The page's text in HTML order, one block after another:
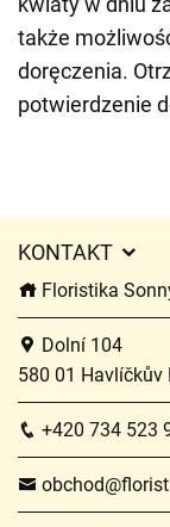
także
doręczenia.
potwierdzenie
KONTAKT
Floristika
Dolní 104
580 01 Havlíčkův
+420 734 523